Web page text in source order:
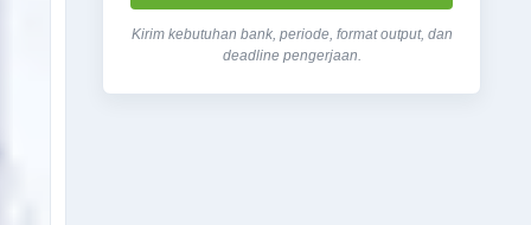
Kirim kebutuhan bank, periode, format output, dan
deadline pengerjaan.